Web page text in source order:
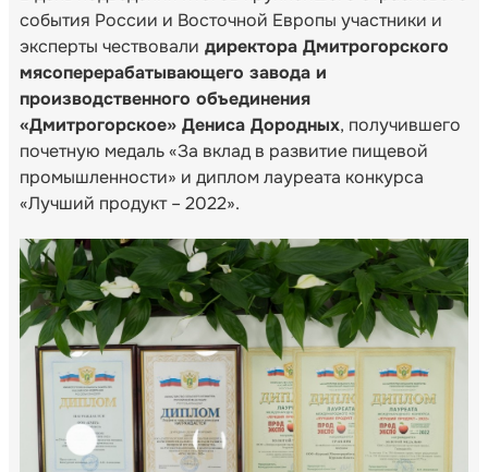
события России и Восточной Европы участники и
эксперты чествовали директора Дмитрогорского
мясоперерабатывающего завода и
производственного объединения
«Дмитрогорское» Дениса Дородных, получившего
почетную медаль «За вклад в развитие пищевой
промышленности» и диплом лауреата конкурса
«Лучший продукт – 2022».